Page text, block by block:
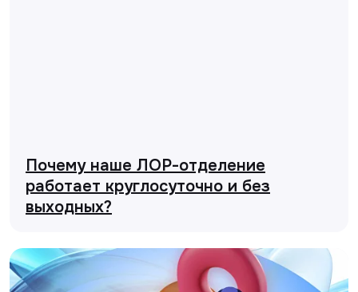
Почему наше ЛОР-отделение
работает круглосуточно и без
выходных?